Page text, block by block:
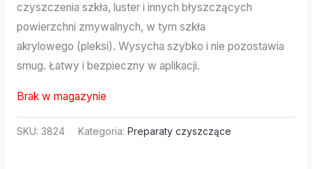
czyszczenia szkła, luster i innych błyszczących
powierzchni zmywalnych, w tym szkła
akrylowego (pleksi). Wysycha szybko i nie pozostawia
smug. Łatwy i bezpieczny w aplikacji.
Brak w magazynie
SKU: 3824 Kategoria: Preparaty czyszczące